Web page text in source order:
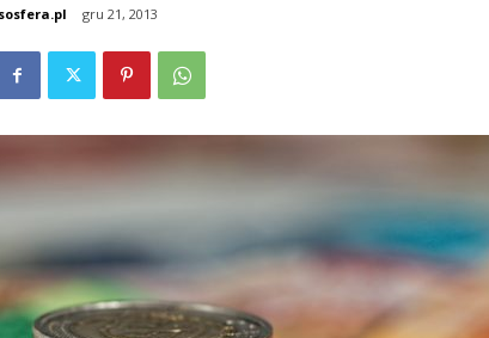
gru 21, 2013